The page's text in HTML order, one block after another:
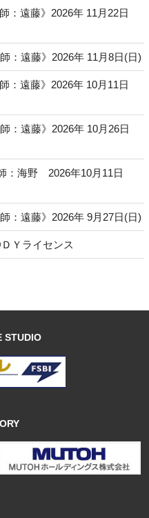
：遠藤》2026年 11月22日
：遠藤》2026年 11月8日(日)
：遠藤》2026年 10月11日
：遠藤》2026年 10月26日
：海野 2026年10月11日
：遠藤》2026年 9月27日(日)
Ｙライセンス
STUDIO